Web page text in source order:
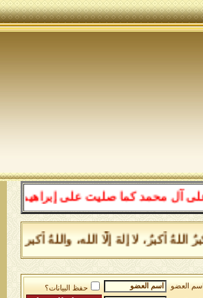
كما صليت على إبراهيم وعلى آل
أكبرُ، لا إلهَ إلَّا الله، واللهُ أكبر
اسم العضو
حفظ البيانات؟